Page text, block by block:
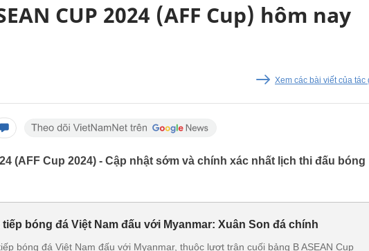
CUP 2024 (AFF Cup) hôm nay
Xem các bài viết của tác
(AFF Cup 2024) - Cập nhật sớm và chính xác nhất lịch thi đấu bóng
bóng đá Việt Nam đấu với Myanmar: Xuân Son đá chính
bóng đá Việt Nam đấu với Myanmar, thuộc lượt trận cuối bảng B ASEAN Cup